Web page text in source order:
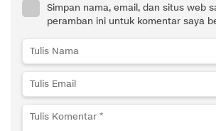
Simpan nama, email, dan situs web
peramban ini untuk komentar saya